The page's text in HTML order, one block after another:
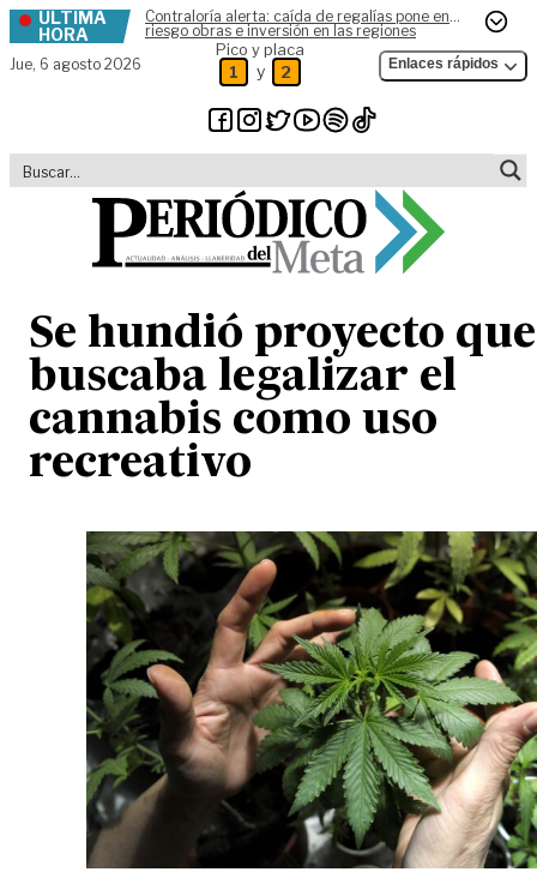
Skip to content
ÚLTIMA
HORA
Contraloría alerta: caída de regalías pone en
riesgo obras e inversión en las regiones
Jue, 6 agosto 2026
Pico y placa
1 y 2 Enlaces rápidos
Se hundió proyecto que
buscaba legalizar el
cannabis como uso
recreativo